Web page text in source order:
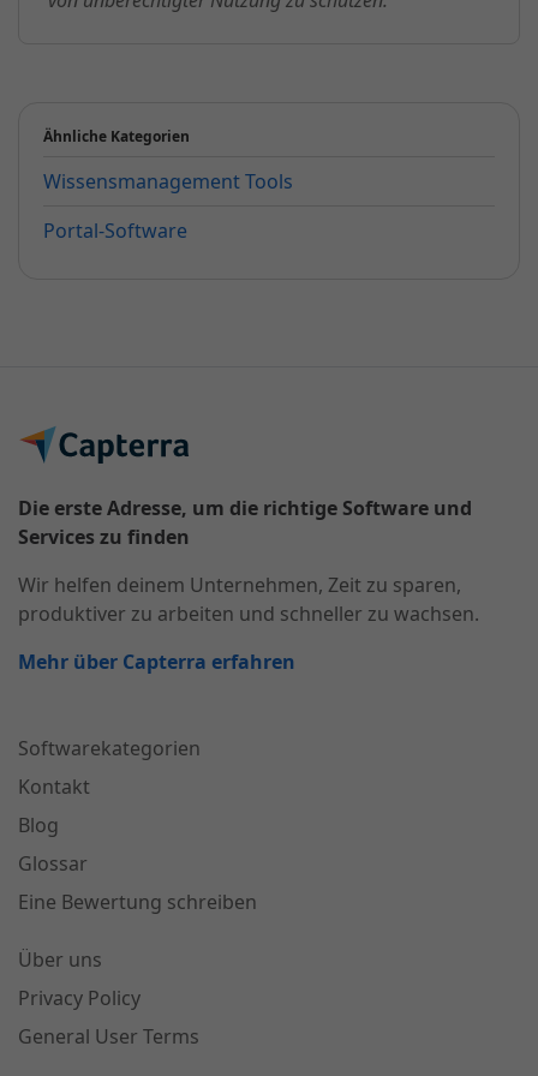
Ähnliche Kategorien
Wissensmanagement Tools
Portal-Software
Die erste Adresse, um die richtige Software und
Services zu finden
Wir helfen deinem Unternehmen, Zeit zu sparen,
produktiver zu arbeiten und schneller zu wachsen.
Mehr über Capterra erfahren
Softwarekategorien
Kontakt
Blog
Glossar
Eine Bewertung schreiben
Über uns
Privacy Policy
General User Terms